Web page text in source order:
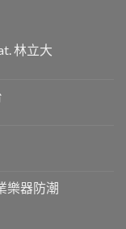
林立大
樂器防潮